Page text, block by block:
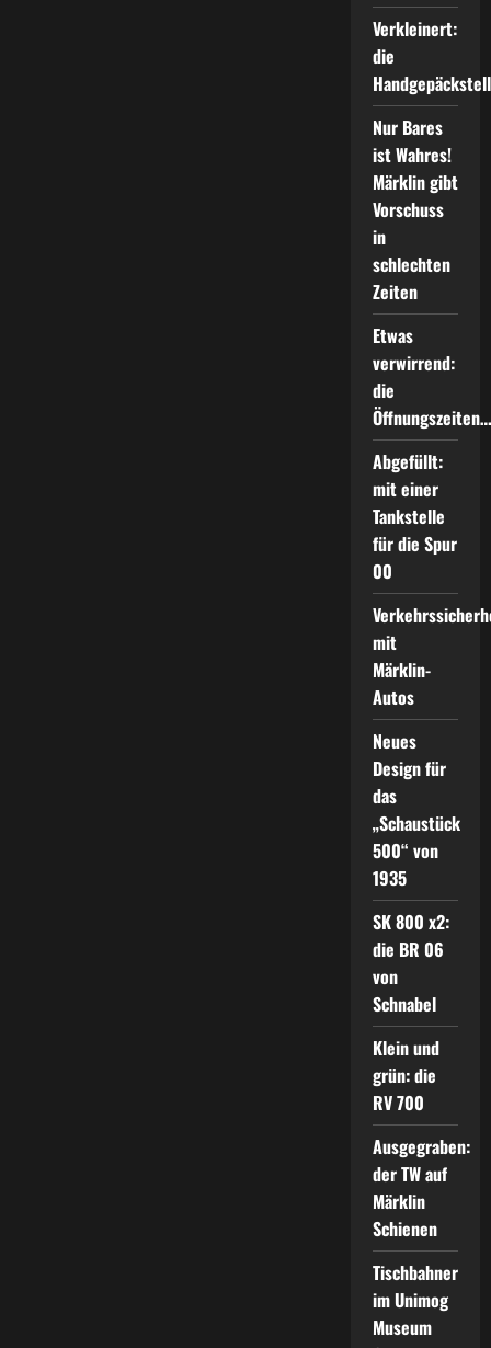
Verkleinert:
die
Nur Bares
ist Wahres!
Märklin gibt
Vorschuss
in
schlechten
Zeiten
Etwas
verwirrend:
die
Öffnungszeiten…
Abgefüllt:
mit einer
Tankstelle
für die Spur
00
mit
Märklin-
Autos
Neues
Design für
das
„Schaustück
500“ von
1935
SK 800 x2:
die BR 06
von
Schnabel
Klein und
grün: die
RV 700
Ausgegraben:
der TW auf
Märklin
Schienen
Tischbahner
im Unimog
Museum